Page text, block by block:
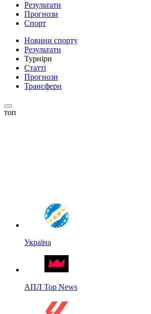
Результати
Прогнози
Спорт
Новини спорту
Результати
Турніри
Статті
Прогнози
Трансфери
топ
Україна
АПЛ Top News